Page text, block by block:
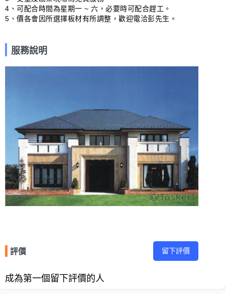
4、可配合時間為星期一 ~ 六，必要時可配合趕工。
5、價各會因所選擇板材有所調整，歡迎電洽彭先生。
服務說明
評價 留下評價
成為第一個留下評價的人